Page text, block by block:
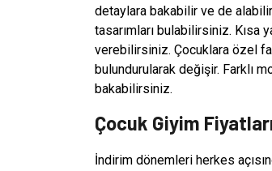
detaylara bakabilir ve de
tasarımları bulabilirsiniz. Kısa
verebilirsiniz. Çocuklara özel
bulundurularak değişir. Farklı
bakabilirsiniz.
Çocuk Giyim
İndirim dönemleri herkes